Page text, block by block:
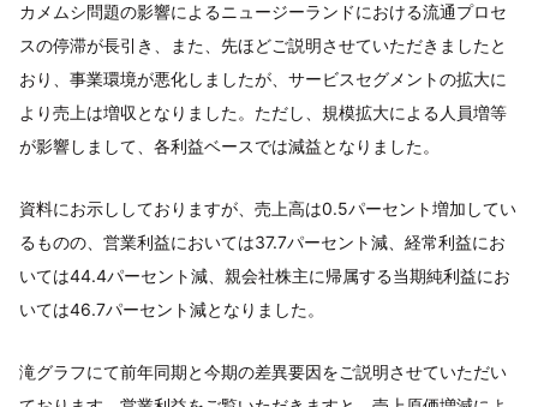
カメムシ問題の影響によるニュージーランドにおける流通プロセ
スの停滞が長引き、また、先ほどご説明させていただきましたと
おり、事業環境が悪化しましたが、サービスセグメントの拡大に
より売上は増収となりました。ただし、規模拡大による人員増等
が影響しまして、各利益ベースでは減益となりました。
資料にお示ししておりますが、売上高は0.5パーセント増加してい
るものの、営業利益においては37.7パーセント減、経常利益にお
いては44.4パーセント減、親会社株主に帰属する当期純利益にお
いては46.7パーセント減となりました。
滝グラフにて前年同期と今期の差異要因をご説明させていただい